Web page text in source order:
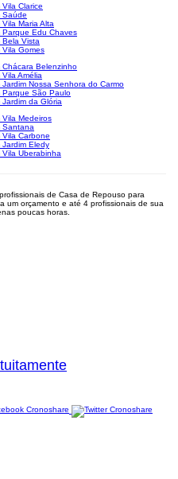
Clarice
Saúde
Maria Alta
Edu Chaves
Vista
Gomes
Belenzinho
Amélia
Nossa Senhora do Carmo
Parque São Paulo
da Glória
Medeiros
Santana
Carbone
Eledy
Uberabinha
de Casa de Repouso para
um orçamento e até 4 profissionais de sua
poucas horas.